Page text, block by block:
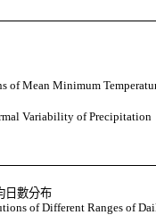
of Mean Minimum
Variability of Precipitation
日數分布
of Different Ranges of